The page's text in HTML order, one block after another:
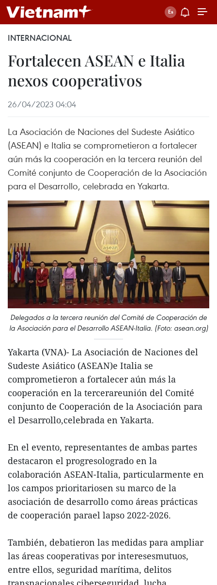
INTERNACIONAL
Fortalecen ASEAN e Italia
nexos cooperativos
26/04/2023 04:04
La Asociación de Naciones del Sudeste Asiático
(ASEAN) e Italia se comprometieron a fortalecer
aún más la cooperación en la tercera reunión del
Comité conjunto de Cooperación de la Asociación
para el Desarrollo, celebrada en Yakarta.
Delegados a la tercera reunión del Comité de Cooperación de
la Asociación para el Desarrollo ASEAN-Italia. (Foto: asean.org)
Yakarta (VNA)- La Asociación de Naciones del
Sudeste Asiático (ASEAN)e Italia se
comprometieron a fortalecer aún más la
cooperación en la tercerareunión del Comité
conjunto de Cooperación de la Asociación para
el Desarrollo,celebrada en Yakarta.
En el evento, representantes de ambas partes
destacaron el progresologrado en la
colaboración ASEAN-Italia, particularmente en
los campos prioritariosen su marco de la
asociación de desarrollo como áreas prácticas
de cooperación parael lapso 2022-2026.
También, debatieron las medidas para ampliar
las áreas cooperativas por interesesmutuos,
entre ellos, seguridad marítima, delitos